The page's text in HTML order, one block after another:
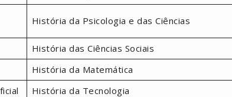
História da Psicologia e das Ciências
História das Ciências Sociais
História da Matemática
História da Tecnologia